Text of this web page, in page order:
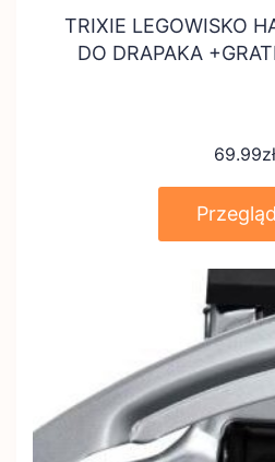
TRIXIE LEGOWISKO
DO DRAPAKA
69.99zł